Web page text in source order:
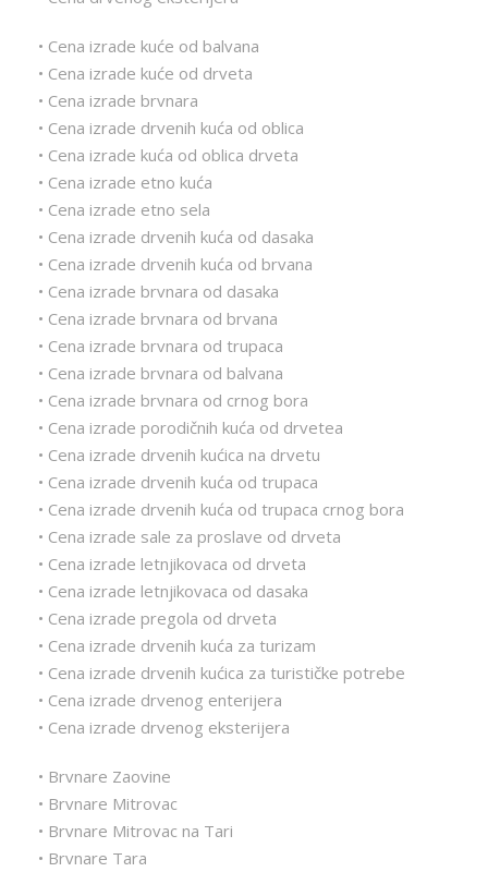
• Cena izrade kuće od balvana
• Cena izrade kuće od drveta
• Cena izrade brvnara
• Cena izrade drvenih kuća od oblica
• Cena izrade kuća od oblica drveta
• Cena izrade etno kuća
• Cena izrade etno sela
• Cena izrade drvenih kuća od dasaka
• Cena izrade drvenih kuća od brvana
• Cena izrade brvnara od dasaka
• Cena izrade brvnara od brvana
• Cena izrade brvnara od trupaca
• Cena izrade brvnara od balvana
• Cena izrade brvnara od crnog bora
• Cena izrade porodičnih kuća od drvetea
• Cena izrade drvenih kućica na drvetu
• Cena izrade drvenih kuća od trupaca
• Cena izrade drvenih kuća od trupaca crnog bora
• Cena izrade sale za proslave od drveta
• Cena izrade letnjikovaca od drveta
• Cena izrade letnjikovaca od dasaka
• Cena izrade pregola od drveta
• Cena izrade drvenih kuća za turizam
• Cena izrade drvenih kućica za turističke potrebe
• Cena izrade drvenog enterijera
• Cena izrade drvenog eksterijera
• Brvnare Zaovine
• Brvnare Mitrovac
• Brvnare Mitrovac na Tari
• Brvnare Tara